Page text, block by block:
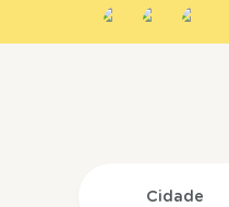
Cidade